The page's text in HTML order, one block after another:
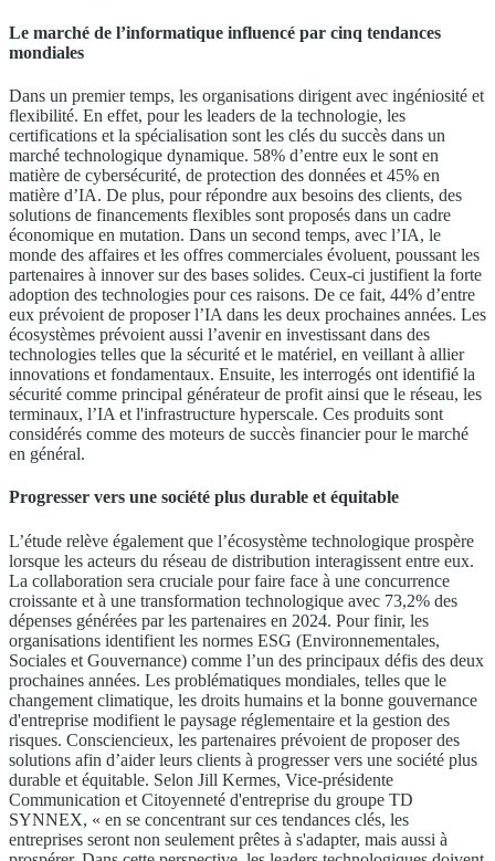
Le marché de l’informatique influencé par cinq tendances
mondiales
Dans un premier temps, les organisations dirigent avec ingéniosité et
flexibilité. En effet, pour les leaders de la technologie, les
certifications et la spécialisation sont les clés du succès dans un
marché technologique dynamique. 58% d’entre eux le sont en
matière de cybersécurité, de protection des données et 45% en
matière d’IA. De plus, pour répondre aux besoins des clients, des
solutions de financements flexibles sont proposés dans un cadre
économique en mutation. Dans un second temps, avec l’IA, le
monde des affaires et les offres commerciales évoluent, poussant les
partenaires à innover sur des bases solides. Ceux-ci justifient la forte
adoption des technologies pour ces raisons. De ce fait, 44% d’entre
eux prévoient de proposer l’IA dans les deux prochaines années. Les
écosystèmes prévoient aussi l’avenir en investissant dans des
technologies telles que la sécurité et le matériel, en veillant à allier
innovations et fondamentaux. Ensuite, les interrogés ont identifié la
sécurité comme principal générateur de profit ainsi que le réseau, les
terminaux, l’IA et l'infrastructure hyperscale. Ces produits sont
considérés comme des moteurs de succès financier pour le marché
en général.
Progresser vers une société plus durable et équitable
L’étude relève également que l’écosystème technologique prospère
lorsque les acteurs du réseau de distribution interagissent entre eux.
La collaboration sera cruciale pour faire face à une concurrence
croissante et à une transformation technologique avec 73,2% des
dépenses générées par les partenaires en 2024. Pour finir, les
organisations identifient les normes ESG (Environnementales,
Sociales et Gouvernance) comme l’un des principaux défis des deux
prochaines années. Les problématiques mondiales, telles que le
changement climatique, les droits humains et la bonne gouvernance
d'entreprise modifient le paysage réglementaire et la gestion des
risques. Consciencieux, les partenaires prévoient de proposer des
solutions afin d’aider leurs clients à progresser vers une société plus
durable et équitable. Selon Jill Kermes, Vice-présidente
Communication et Citoyenneté d'entreprise du groupe TD
SYNNEX, « en se concentrant sur ces tendances clés, les
entreprises seront non seulement prêtes à s'adapter, mais aussi à